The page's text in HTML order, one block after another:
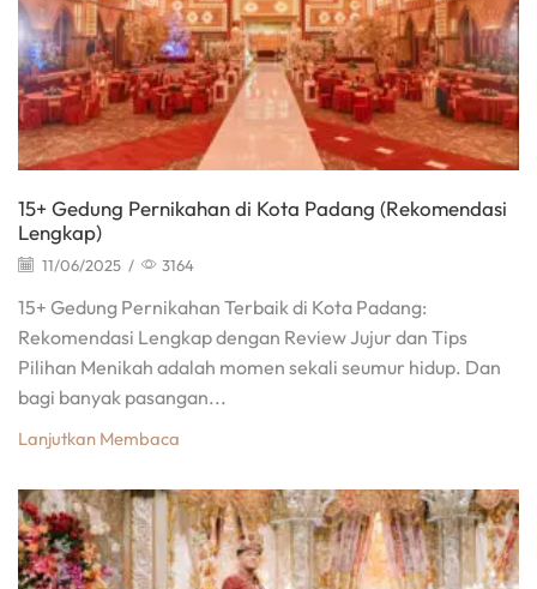
15+ Gedung Pernikahan di Kota Padang (Rekomendasi
Lengkap)
11/06/2025 / 3164
15+ Gedung Pernikahan Terbaik di Kota Padang:
Rekomendasi Lengkap dengan Review Jujur dan Tips
Pilihan Menikah adalah momen sekali seumur hidup. Dan
bagi banyak pasangan...
Lanjutkan Membaca